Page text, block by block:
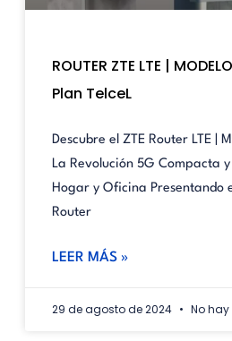
ROUTER ZTE LTE |
Plan TelceL
Descubre el ZTE Router LTE |
La Revolución 5G Compacta
Hogar y Oficina Presentando
Router
LEER MÁS »
29 de agosto de 2024 No